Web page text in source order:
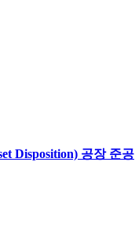
Disposition) 공장 준공